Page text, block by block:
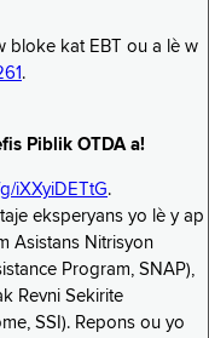
bloke kat EBT ou a lè w
.
Piblik OTDA a!
iXXyiDETtG.
eksperyans yo lè y ap
Asistans Nitrisyon
Program, SNAP),
Revni Sekirite
SSI). Repons ou yo